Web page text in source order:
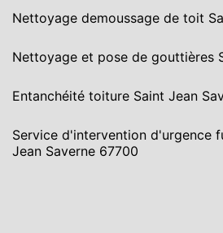
Nettoyage demoussage de toit
Nettoyage et pose de gouttières
Entanchéité toiture Saint Jean
Service d'intervention d'urgence
Jean Saverne 67700